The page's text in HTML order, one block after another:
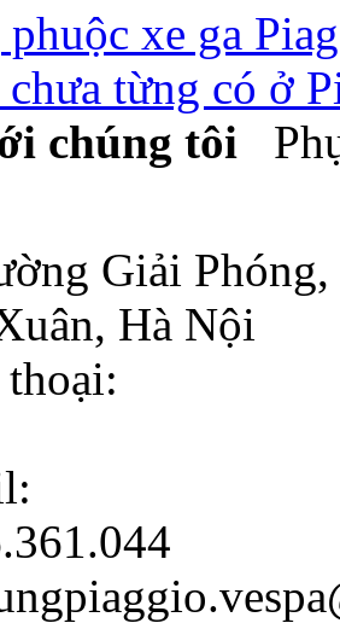
phuộc xe ga
từng có ở
chúng tôi
Giải
Hà Nội